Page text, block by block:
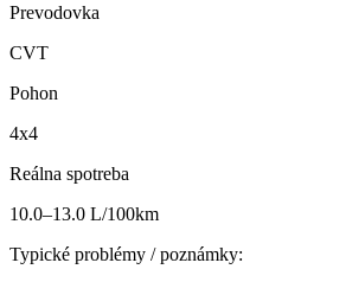
Prevodovka
CVT
Pohon
4x4
Reálna spotreba
10.0–13.0 L/100km
Typické problémy / poznámky: